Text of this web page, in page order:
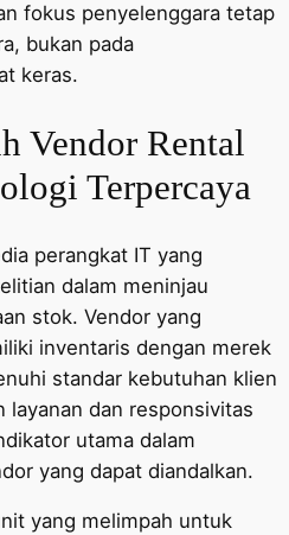
fokus penyelenggara tetap
bukan pada
keras.
Vendor Rental
Terpercaya
perangkat IT yang
dalam meninjau
stok. Vendor yang
inventaris dengan merek
standar kebutuhan klien
layanan dan responsivitas
utama dalam
yang dapat diandalkan.
yang melimpah untuk